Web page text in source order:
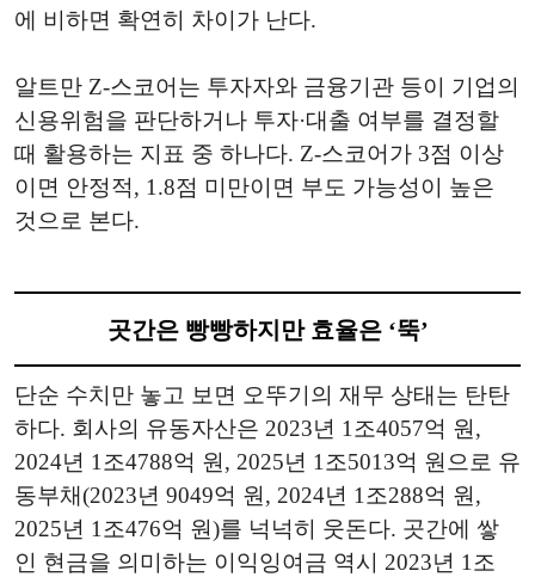
에 비하면 확연히 차이가 난다.
알트만 Z-스코어는 투자자와 금융기관 등이 기업의
신용위험을 판단하거나 투자·대출 여부를 결정할
때 활용하는 지표 중 하나다. Z-스코어가 3점 이상
이면 안정적, 1.8점 미만이면 부도 가능성이 높은
것으로 본다.
곳간은 빵빵하지만 효율은 ‘뚝’
단순 수치만 놓고 보면 오뚜기의 재무 상태는 탄탄
하다. 회사의 유동자산은 2023년 1조4057억 원,
2024년 1조4788억 원, 2025년 1조5013억 원으로 유
동부채(2023년 9049억 원, 2024년 1조288억 원,
2025년 1조476억 원)를 넉넉히 웃돈다. 곳간에 쌓
인 현금을 의미하는 이익잉여금 역시 2023년 1조